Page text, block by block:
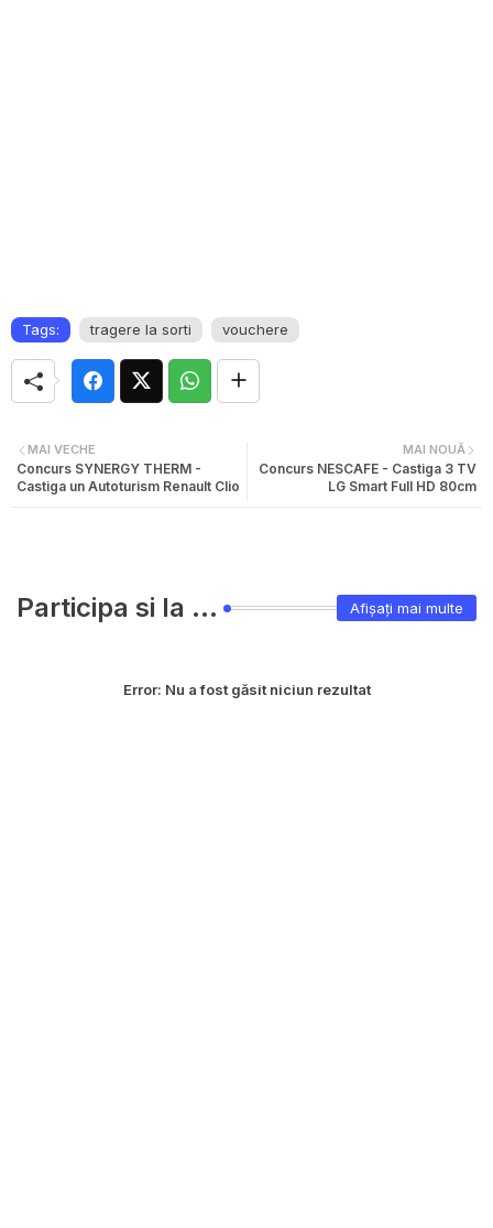
Tags: tragere la sorti vouchere
MAI NOUĂ
Concurs NESCAFE - Castiga 3 TV
LG Smart Full HD 80cm
MAI VECHE
Concurs SYNERGY THERM -
Castiga un Autoturism Renault Clio
Participa si la ... Afișați mai multe
Error: Nu a fost găsit niciun rezultat